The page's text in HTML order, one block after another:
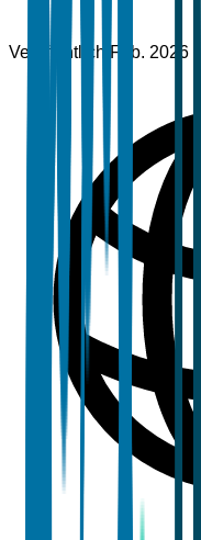
Veröffentlicht Feb. 2026